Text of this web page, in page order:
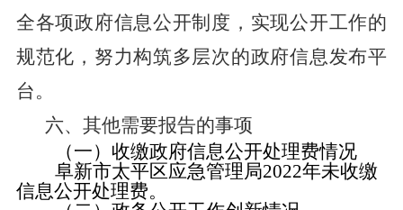
全各项政府信息公开制度，实现公开工作的
规范化，努力构筑多层次的政府信息发布平
台。
六、其他需要报告的事项
（一）收缴政府信息公开处理费情况
阜新市太平区应急管理局2022年未收缴
信息公开处理费。